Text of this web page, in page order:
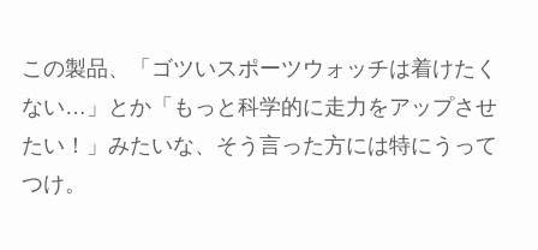
この製品、「ゴツいスポーツウォッチは着けたく
ない…」とか「もっと科学的に走力をアップさせ
たい！」みたいな、そう言った方には特にうって
つけ。